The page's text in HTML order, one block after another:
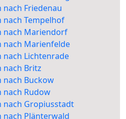
Friedenau
nach Tempelhof
nach Mariendorf
nach Marienfelde
nach Lichtenrade
nach Britz
nach Buckow
nach Rudow
nach Gropiusstadt
nach Plänterwald